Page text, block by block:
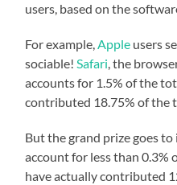
users, based on the
For example,Apple users
sociable!Safari, the
accounts for 1.5% of the
contributed 18.75% of the
But the grand prize goes
account for less than
have actually contributed